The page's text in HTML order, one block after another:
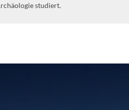
studiert.